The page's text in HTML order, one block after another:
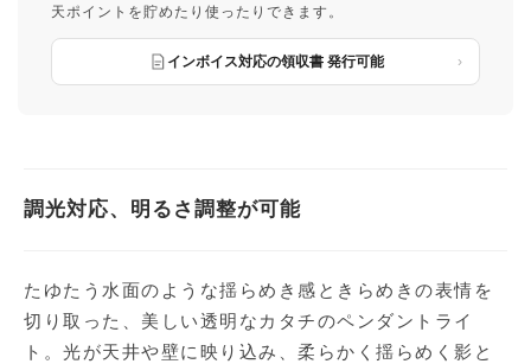
天ポイントを貯めたり使ったりできます。
インボイス対応の領収書 発行可能
調光対応、明るさ調整が可能
たゆたう水面のような揺らめき感ときらめきの表情を
切り取った、美しい透明なカタチのペンダントライ
ト。光が天井や壁に映り込み、柔らかく揺らめく影と